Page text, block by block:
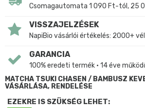
Csomagautomata 1 090 Ft-tól, 25
VISSZAJELZÉSEK
NapiBio vásárlói értékelés: 2000+
GARANCIA
100% eredeti termék • 14 éve
MATCHA TSUKI CHASEN / BAMBUSZ
VÁSÁRLÁSA, RENDELÉSE
EZEKRE IS SZÜKSÉG LEHET: